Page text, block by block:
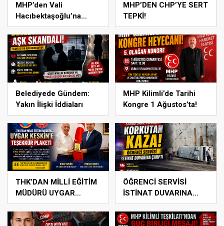
MHP’den Vali
Hacıbektaşoğlu’na
Anlamlı Ziyaret
MHP’DEN CHP’YE SERT
TEPKİ!
Belediyede Gündem:
Yakın İlişki İddiaları
MHP Kilimli’de Tarihi
Kongre 1 Ağustos’ta!
THK’DAN MİLLİ EĞİTİM
MÜDÜRÜ UYGAR
KESKİN’E ANLAMLI
PLAKET
ÖĞRENCİ SERVİSİ
İSTİNAT DUVARINA
ÇARPTI